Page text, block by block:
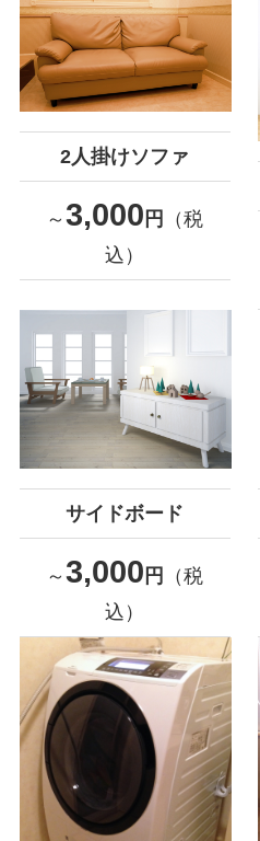
2人掛けソファ
～3,000 円
（税
込）
サイドボード
～3,000 円
（税
込）